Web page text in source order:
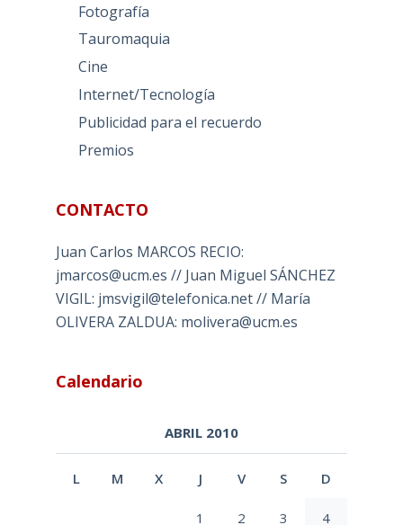
Fotografía
Tauromaquia
Cine
Internet/Tecnología
Publicidad para el recuerdo
Premios
CONTACTO
Juan Carlos MARCOS RECIO:
jmarcos@ucm.es // Juan Miguel SÁNCHEZ
VIGIL: jmsvigil@telefonica.net // María
OLIVERA ZALDUA: molivera@ucm.es
Calendario
ABRIL 2010
L M X J V S D
1 2 3 4